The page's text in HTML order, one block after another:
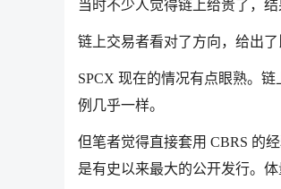
当时不少人觉得链上给贵了，结
链上交易者看对了方向，给出
SPCX 现在的情况有点眼熟。
例几乎一样。
但笔者觉得直接套用 CBRS 的
是有史以来最大的公开发行。